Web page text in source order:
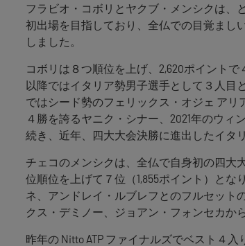
フラビオ・コボリとヤクブ・メンシクは、
初出場を目指しており、全仏での目覚まし
しました。
コボリは８つ順位を上げ、2,620ポイント
以降ではイタリア勢男子選手として３人目
ではシード勢のフェリックス・オジェ ア
４勝を誇るヤニク・シナー、2021年のウ
続き、近年、四大大会決勝に進出したイタ
チェコのメンシクは、全仏で自身初の四大
位順位を上げて７位（1,855ポイント）と
ネ、アンドレイ・ルブレフとのフルセット
クス・デミノー、ジョアン・フォンセカか
昨年の Nitto ATP ファイナルズでベスト４